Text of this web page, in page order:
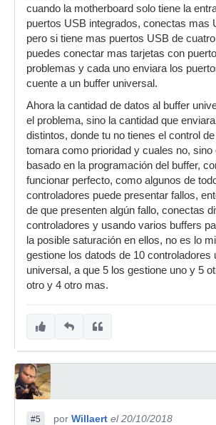
cuando la motherboard solo tiene la
puertos USB integrados, conectas mas
pero si tiene mas puertos USB de
puedes conectar mas tarjetas con
problemas y cada uno enviara los
cuente a un buffer universal.
Ahora la cantidad de datos al buffer
el problema, sino la cantidad que
distintos, donde tu no tienes el control
tomara como prioridad y cuales no, sino
basado en la programación del buffer,
funcionar perfecto, como algunos de
controladores puede presentar fallos,
de que presenten algún fallo, conectas
controladores y usando varios buffers
la posible saturación en ellos, no es lo
gestione los datods de 10 controladores
universal, a que 5 los gestione uno y 5
otro y 4 otro mas.
#5 por Willaert el 20/10/2018